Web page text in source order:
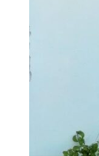
ដឹងអំពីស្ថានការណ៍ច្រើ
ជម្លៀសទៅកន្លែងមាន
ជំនាញ ស្ថិតិផ្លូវការ ស
ព័ត៌មានក្លែងក្លាយចំនួ
លោក ស៊ុន ប៊ុនធី លើកឡើ
កូនមករៀន នៅពេលដែ
ផ្លាស់ទីទៅរស់នៅកន្លែង
ធានាថា ពួកគេនឹងមិនត្
សុវត្ថិភាពហើយ។ នេះជ
ចូលរៀនវិញបានថ្មីៗ កូន
មុនកើតហេតុភ្លាមៗហ្នឹង